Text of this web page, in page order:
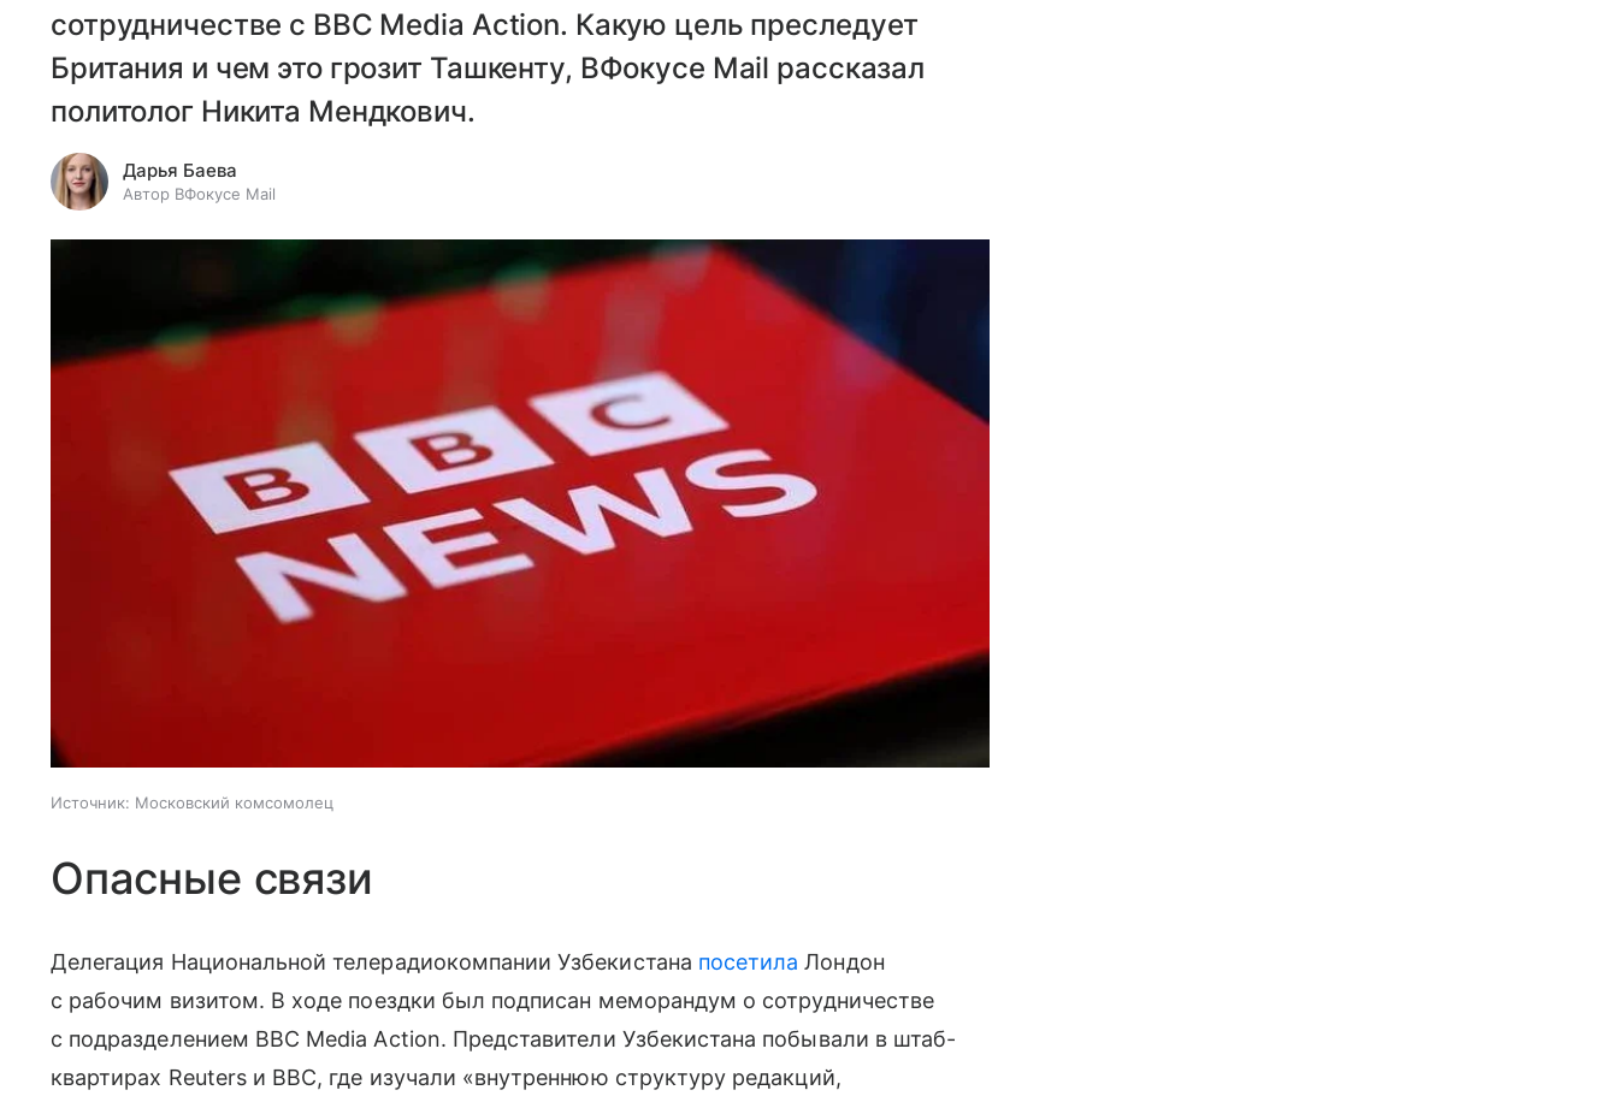
сотрудничестве с BBC Media Action. Какую цель преследует
Британия и чем это грозит Ташкенту, ВФокусе Mail рассказал
политолог Никита Мендкович.
Дарья Баева
Автор ВФокусе Mail
Источник: Московский комсомолец
Опасные связи
Делегация Национальной телерадиокомпании Узбекистана посетила Лондон
с рабочим визитом. В ходе поездки был подписан меморандум о сотрудничестве
с подразделением BBC Media Action. Представители Узбекистана побывали в штаб-
квартирах Reuters и BBC, где изучали «внутреннюю структуру редакций,